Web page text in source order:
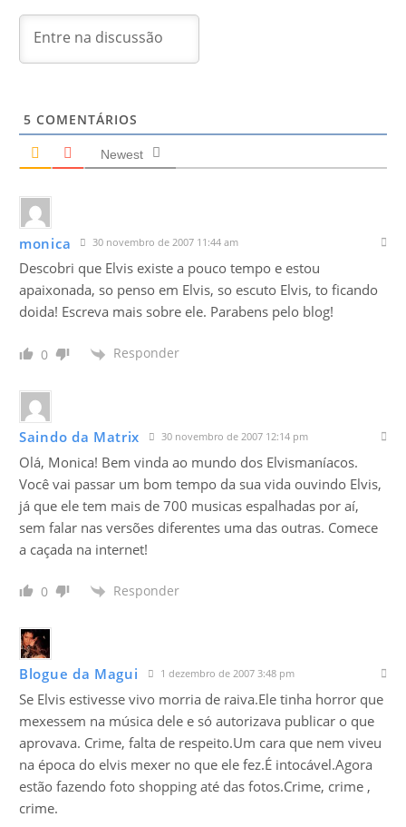
5 COMENTÁRIOS
Newest
monica 30 novembro de 2007 11:44 am
Descobri que Elvis existe a pouco tempo e estou
apaixonada, so penso em Elvis, so escuto Elvis, to ficando
doida! Escreva mais sobre ele. Parabens pelo blog!
0 Responder
Saindo da Matrix 30 novembro de 2007 12:14 pm
Olá, Monica! Bem vinda ao mundo dos Elvismaníacos.
Você vai passar um bom tempo da sua vida ouvindo Elvis,
já que ele tem mais de 700 musicas espalhadas por aí,
sem falar nas versões diferentes uma das outras. Comece
a caçada na internet!
0 Responder
Blogue da Magui 1 dezembro de 2007 3:48 pm
Se Elvis estivesse vivo morria de raiva.Ele tinha horror que
mexessem na música dele e só autorizava publicar o que
aprovava. Crime, falta de respeito.Um cara que nem viveu
na época do elvis mexer no que ele fez.É intocável.Agora
estão fazendo foto shopping até das fotos.Crime, crime ,
crime.